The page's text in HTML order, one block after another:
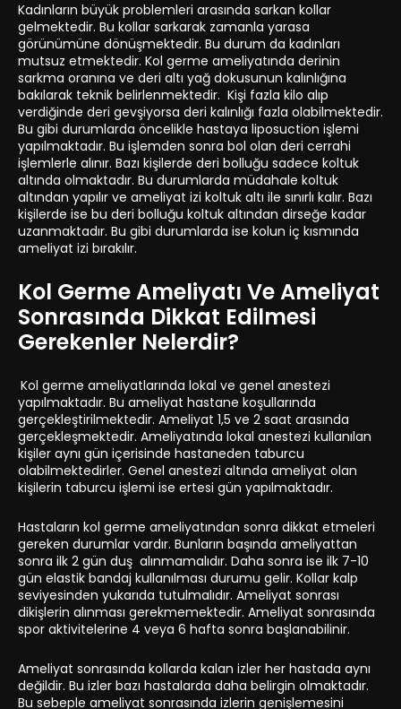
Kadınların büyük problemleri arasında sarkan kollar
gelmektedir. Bu kollar sarkarak zamanla yarasa
görünümüne dönüşmektedir. Bu durum da kadınları
mutsuz etmektedir. Kol germe ameliyatında derinin
sarkma oranına ve deri altı yağ dokusunun kalınlığına
bakılarak teknik belirlenmektedir. Kişi fazla kilo alıp
verdiğinde deri gevşiyorsa deri kalınlığı fazla olabilmektedir.
Bu gibi durumlarda öncelikle hastaya liposuction işlemi
yapılmaktadır. Bu işlemden sonra bol olan deri cerrahi
işlemlerle alınır. Bazı kişilerde deri bolluğu sadece koltuk
altında olmaktadır. Bu durumlarda müdahale koltuk
altından yapılır ve ameliyat izi koltuk altı ile sınırlı kalır. Bazı
kişilerde ise bu deri bolluğu koltuk altından dirseğe kadar
uzanmaktadır. Bu gibi durumlarda ise kolun iç kısmında
ameliyat izi bırakılır.
Kol Germe Ameliyatı Ve Ameliyat
Sonrasında Dikkat Edilmesi
Gerekenler Nelerdir?
Kol germe ameliyatlarında lokal ve genel anestezi
yapılmaktadır. Bu ameliyat hastane koşullarında
gerçekleştirilmektedir. Ameliyat 1,5 ve 2 saat arasında
gerçekleşmektedir. Ameliyatında lokal anestezi kullanılan
kişiler aynı gün içerisinde hastaneden taburcu
olabilmektedirler. Genel anestezi altında ameliyat olan
kişilerin taburcu işlemi ise ertesi gün yapılmaktadır.
Hastaların kol germe ameliyatından sonra dikkat etmeleri
gereken durumlar vardır. Bunların başında ameliyattan
sonra ilk 2 gün duş alınmamalıdır. Daha sonra ise ilk 7-10
gün elastik bandaj kullanılması durumu gelir. Kollar kalp
seviyesinden yukarıda tutulmalıdır. Ameliyat sonrası
dikişlerin alınması gerekmemektedir. Ameliyat sonrasında
spor aktivitelerine 4 veya 6 hafta sonra başlanabilinir.
Ameliyat sonrasında kollarda kalan izler her hastada aynı
değildir. Bu izler bazı hastalarda daha belirgin olmaktadır.
Bu sebeple ameliyat sonrasında izlerin genişlemesini